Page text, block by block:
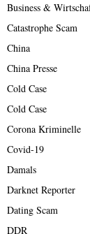
Business &
Catastrophe Scam
China
China Presse
Cold Case
Cold Case
Corona Kriminelle
Covid-19
Damals
Darknet Reporter
Dating Scam
DDR